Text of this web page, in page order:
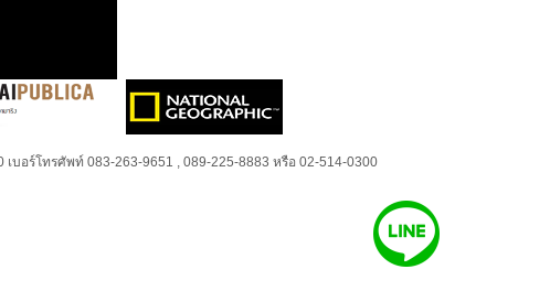
บอร์โทรศัพท์ 083-263-9651 , 089-225-8883 หรือ 02-514-0300